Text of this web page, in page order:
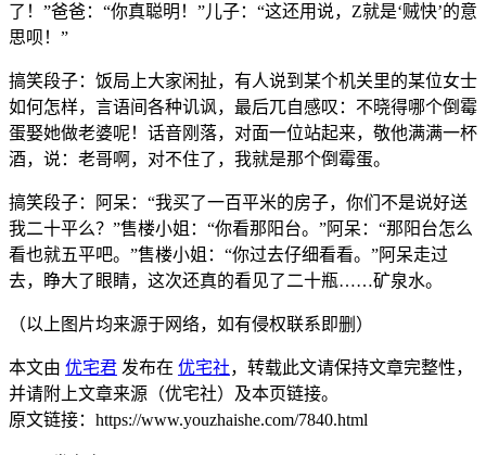
了！”爸爸：“你真聪明！”儿子：“这还用说，Z就是‘贼快’的意
思呗！”
搞笑段子：饭局上大家闲扯，有人说到某个机关里的某位女士
如何怎样，言语间各种讥讽，最后兀自感叹：不晓得哪个倒霉
蛋娶她做老婆呢！话音刚落，对面一位站起来，敬他满满一杯
酒，说：老哥啊，对不住了，我就是那个倒霉蛋。
搞笑段子：阿呆：“我买了一百平米的房子，你们不是说好送
我二十平么？”售楼小姐：“你看那阳台。”阿呆：“那阳台怎么
看也就五平吧。”售楼小姐：“你过去仔细看看。”阿呆走过
去，睁大了眼睛，这次还真的看见了二十瓶……矿泉水。
（以上图片均来源于网络，如有侵权联系即删）
本文由 优宅君 发布在 优宅社，转载此文请保持文章完整性，
并请附上文章来源（优宅社）及本页链接。
原文链接：https://www.youzhaishe.com/7840.html